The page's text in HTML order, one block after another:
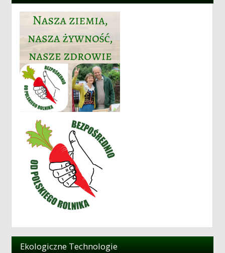
Ekologiczne Technologie